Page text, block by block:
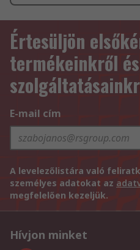
Értesüljön
termékeinkről és
E-mail cím
A levelezőlistára való
személyes adatokat az
megfelelően kezeljük.
Hívjon minket